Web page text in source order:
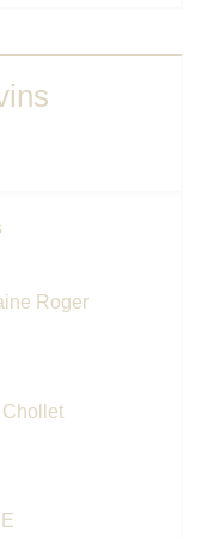
Roger